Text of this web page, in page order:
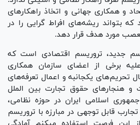
و همکاری جهانی و اتخاذ راهکار‌های
بتواند ریشه‌های افراط گرایی را در
مورد هدف قرار دهد.
جدید، تروریسم اقتصادی است که
برخی از اعضای سازمان همکاری
تحریم‌های یکجانبه و اعمال تعرفه‌های
و هنجار‌های حقوق تجارت بین الملل
اسلامی ایران در حوزه نظامی،
قابل توجهی در مبارزه با تروریسم